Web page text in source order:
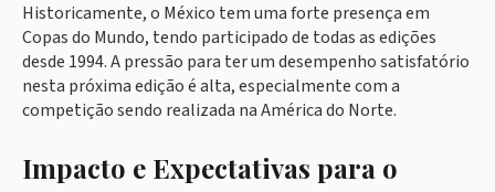
Historicamente, o México tem uma forte presença em
Copas do Mundo, tendo participado de todas as edições
desde 1994. A pressão para ter um desempenho satisfatório
nesta próxima edição é alta, especialmente com a
competição sendo realizada na América do Norte.
Impacto e Expectativas para o